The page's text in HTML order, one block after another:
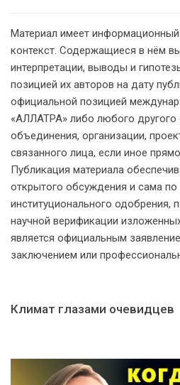
Материал имеет
контекст. Содержащиеся в нём
интерпретации, выводы и
позицией их авторов на дату
официальной позицией
«АЛЛАТРА» либо любого другого
объединения, организации,
связанного лица, если иное
Публикация материала
открытого обсуждения и сама по
институционального одобрения,
научной верификации
является официальным
заключением или
Климат глазами очевидцев